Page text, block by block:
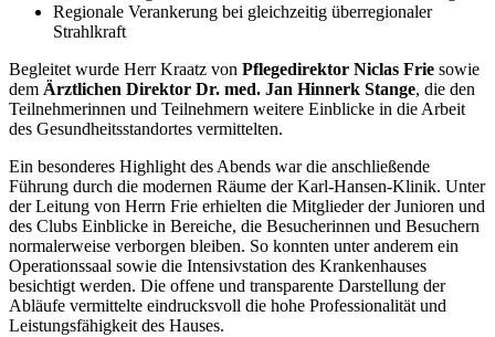
Regionale Verankerung bei gleichzeitig überregionaler
Strahlkraft
Begleitet wurde Herr Kraatz von Pflegedirektor Niclas Frie sowie
dem Ärztlichen Direktor Dr. med. Jan Hinnerk Stange, die den
Teilnehmerinnen und Teilnehmern weitere Einblicke in die Arbeit
des Gesundheitsstandortes vermittelten.
Ein besonderes Highlight des Abends war die anschließende
Führung durch die modernen Räume der Karl-Hansen-Klinik. Unter
der Leitung von Herrn Frie erhielten die Mitglieder der Junioren und
des Clubs Einblicke in Bereiche, die Besucherinnen und Besuchern
normalerweise verborgen bleiben. So konnten unter anderem ein
Operationssaal sowie die Intensivstation des Krankenhauses
besichtigt werden. Die offene und transparente Darstellung der
Abläufe vermittelte eindrucksvoll die hohe Professionalität und
Leistungsfähigkeit des Hauses.